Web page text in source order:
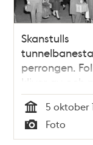
Skanstulls
perrongen.
kliver av och
Tid
5 oktober
Typ
Foto